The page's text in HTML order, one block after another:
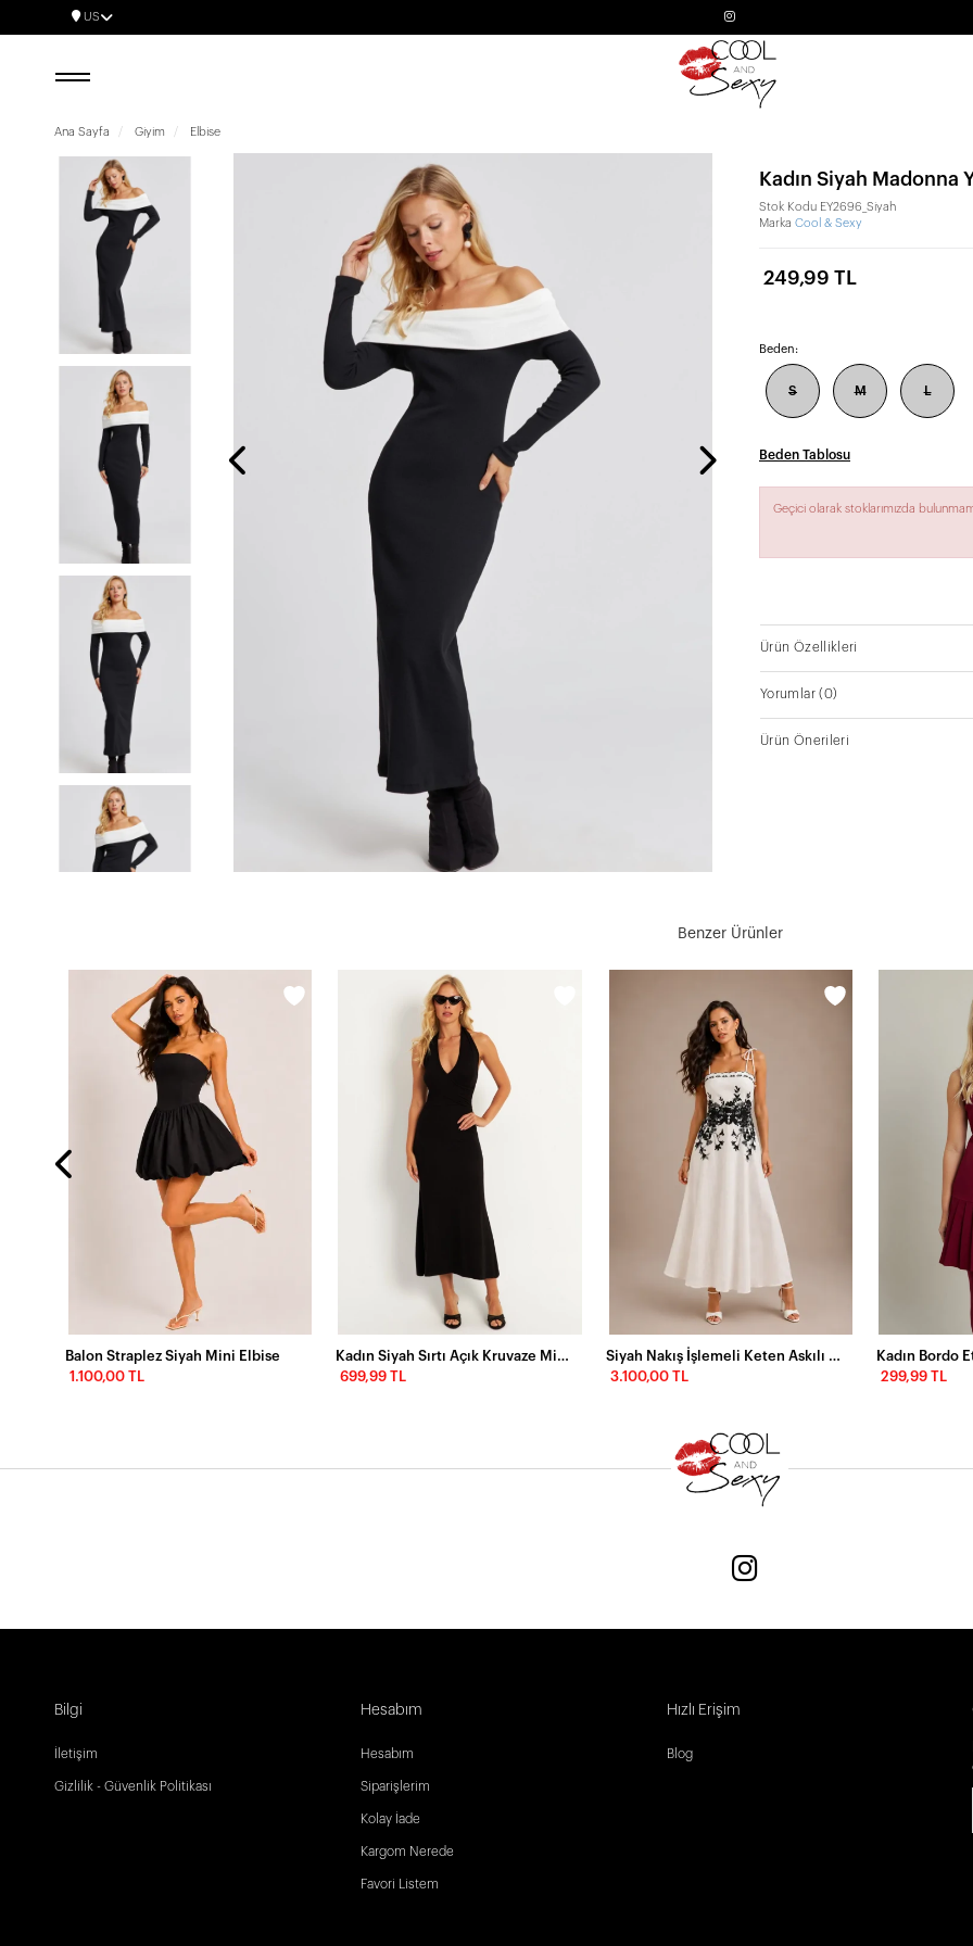
US
Ana Sayfa Giyim Elbise
Kadın Siyah Madonna
Stok Kodu EY2696_Siyah
Marka Cool & Sexy
249,99 TL
Beden:
S M L
Beden Tablosu
Geçici olarak stoklarımızda
Ürün Özellikleri
Yorumlar(0)
Ürün Önerileri
Benzer Ürünler
Balon Straplez Siyah Mini Elbise
1.100,00 TL
Kadın Siyah Sırtı Açık Kruvaze Midi Elbise EY2841
699,99 TL
Siyah Nakış İşlemeli Keten Askılı Midi Elbise – Ekru
3.100,00 TL
299,99 TL
Bilgi
İletişim
Gizlilik - Güvenlik Politikası
Hesabım
Hesabım
Siparişlerim
Kolay İade
Kargom Nerede
Favori Listem
Hızlı Erişim
Blog